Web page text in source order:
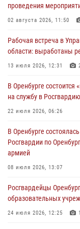
ВМФ в Оренбурге
27 июля 2026, 14:36
Росгвардейцы
жизненной ситуации
26 июля 2026, 14:45
Росгвардейцы
образовательных
24 июля 2026, 12:25
При силовой
проведён рейд по
23 июля 2026, 10:47
проведения
02 августа 2026, 11:50
Рабочая встреча в
области: выработаны
13 июля 2026, 12:31
В Оренбурге состоится
на службу в
22 июля 2026, 06:26
В Оренбурге
Росгвардии по
армией
08 июля 2026, 13:07
Росгвардейцы
образовательных
24 июля 2026, 12:25 1